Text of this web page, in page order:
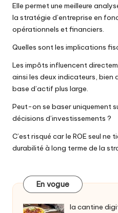
Elle permet une meilleure
la stratégie d’entreprise en
opérationnels et financiers.
Quelles sont les implications
Les impôts influencent
ainsi les deux indicateurs, bien
base d’actif plus large.
Peut-on se baser uniquement
décisions d’investissements ?
C’est risqué car le ROE seul
durabilité à long terme de la
En vogue
la cantine